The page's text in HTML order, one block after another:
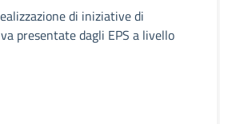
di iniziative di
presentate dagli EPS a livello